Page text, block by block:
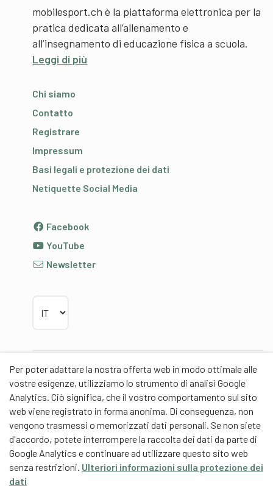
Per poter adattare la nostra offerta web in modo ottimale alle
vostre esigenze, utilizziamo lo strumento di analisi Google
Analytics. Ciò significa, che il vostro comportamento sul sito
web viene registrato in forma anonima. Di conseguenza, non
vengono trasmessi o memorizzati dati personali. Se non siete
d'accordo, potete interrompere la raccolta dei dati da parte di
Google Analytics e continuare ad utilizzare questo sito web
senza restrizioni. Ulteriori informazioni sulla protezione dei
dati
mobilesport.ch è la piattaforma elettronica per la
pratica dedicata all’allenamento e
all’insegnamento di educazione fisica a scuola.
Leggi di più
Chi siamo
Contatto
Registrare
Impressum
Basi legali e protezione dei dati
Netiquette Social Media
Facebook
YouTube
Newsletter
Partner
Partner di contenuti
Scuola universitaria federale dello Sport Macolin